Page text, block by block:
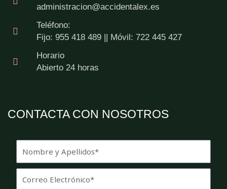
administracion@accidentalex.es
Teléfono:
Fijo: 955 418 489 || Móvil: 722 445 427
Horario
Abierto 24 horas
CONTACTA CON NOSOTROS
m